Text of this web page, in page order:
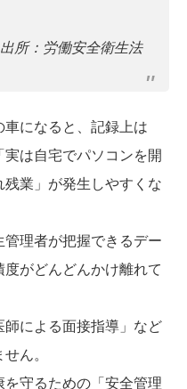
出所：労働安全衛生法
車になると、記録上は
実は自宅でパソコンを開
業」が発生しやすくな
管理者が把握できるデー
がどんどんかけ離れて
師による面接指導」など
ん。
守るための「安全管理